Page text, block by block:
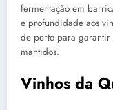
fermentação em
e profundidade aos
de perto para garantir
mantidos.
Vinhos da